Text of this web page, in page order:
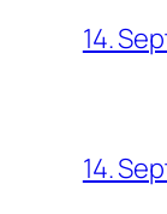
14.
14.